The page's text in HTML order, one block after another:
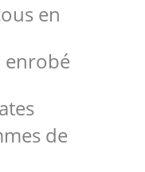
en
enrobé
de